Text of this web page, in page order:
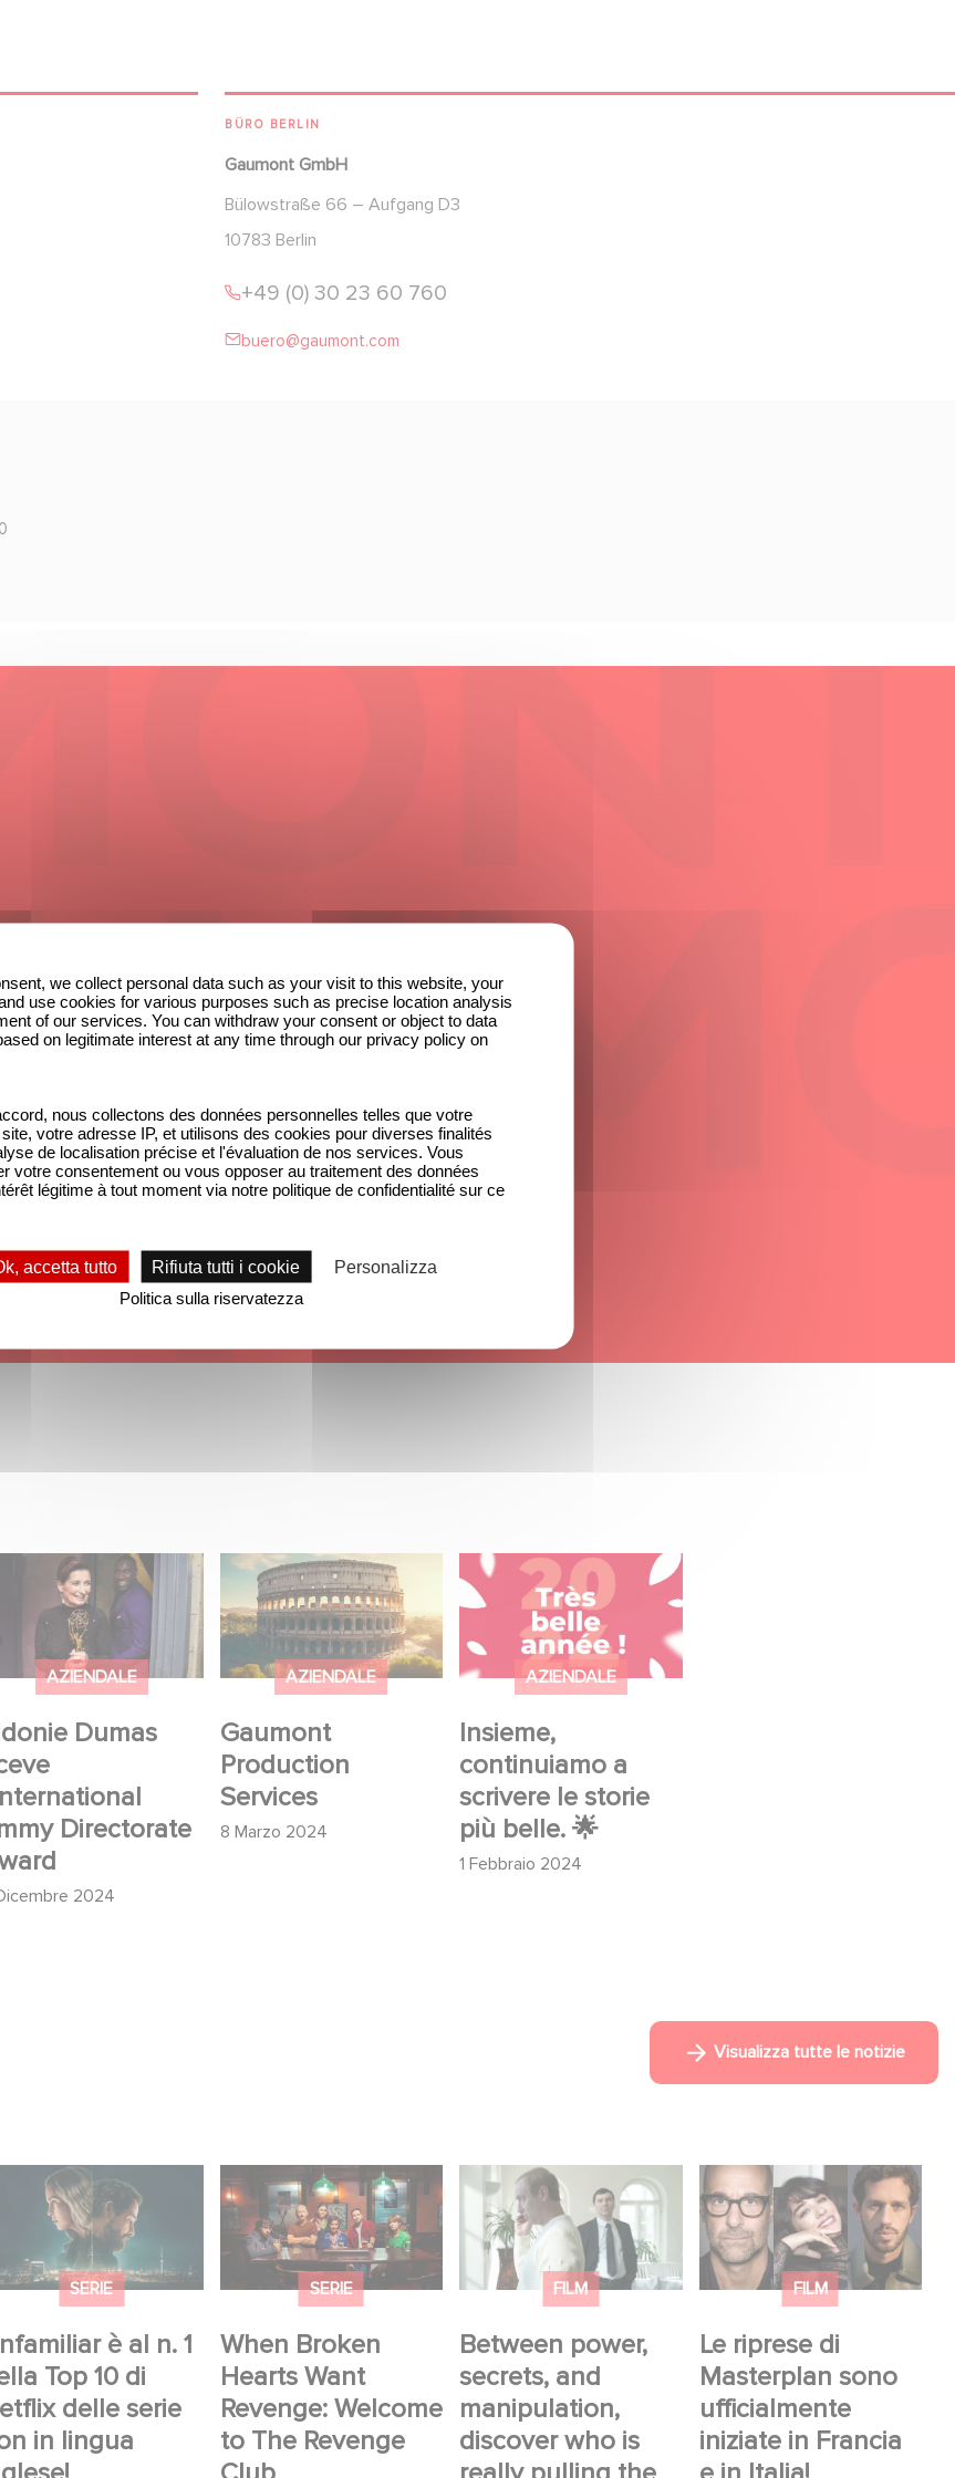
BÜRO BERLIN
Gaumont GmbH
Bülowstraße 66 – Aufgang D3
10783 Berlin
+49 (0) 30 23 60 760
buero@gaumont.com
AZIENDALE
Dumas
Directorate
2024
Dumas riceve
Emmy
Award
AZIENDALE
Gaumont
Production
Services
8 Marzo 2024
Gaumont Production
Services
AZIENDALE
Insieme,
continuiamo a
scrivere le storie
più belle. 🌟
1 Febbraio 2024
Insieme, continuiamo
a scrivere le storie più
belle. 🌟
Visualizza tutte le notizie
SERIE
è al n. 1
Top 10 di
delle serie
in lingua
è al n. 1
Top 10 di Netflix
serie non in
inglese!
SERIE
When Broken
Hearts Want
Revenge: Welcome
to The Revenge
When Broken Hearts
Want Revenge:
Welcome to The
Revenge Club
FILM
Between power,
secrets, and
manipulation,
discover who is
Between power,
secrets, and
manipulation, discover
who is really pulling
FILM
Le riprese di
Masterplan sono
ufficialmente
iniziate in Francia
Le riprese di
Masterplan sono
ufficialmente iniziate in
Francia e in Italia!
we collect personal data such as your visit to this website, your
use cookies for various purposes such as precise location analysis
of our services. You can withdraw your consent or object to data
on legitimate interest at any time through our privacy policy on
nous collectons des données personnelles telles que votre
votre adresse IP, et utilisons des cookies pour diverses finalités
de localisation précise et l'évaluation de nos services. Vous
votre consentement ou vous opposer au traitement des données
légitime à tout moment via notre politique de confidentialité sur ce
accetta tutto Rifiuta tutti i cookie
Personalizza
Politica sulla riservatezza